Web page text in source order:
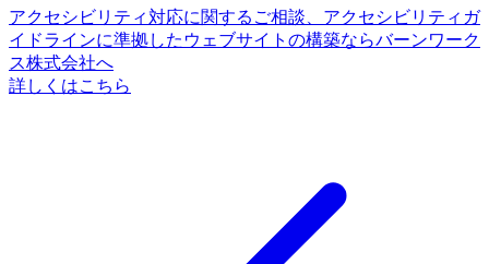
アクセシビリティ対応に関するご相談、アクセシビリティガ
イドラインに準拠したウェブサイトの構築ならバーンワーク
ス株式会社へ
詳しくはこちら